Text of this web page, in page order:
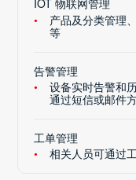
IOT 物联网管理
产品及分类管理
等
告警管理
设备实时告警和
通过短信或邮件
工单管理
相关人员可通过